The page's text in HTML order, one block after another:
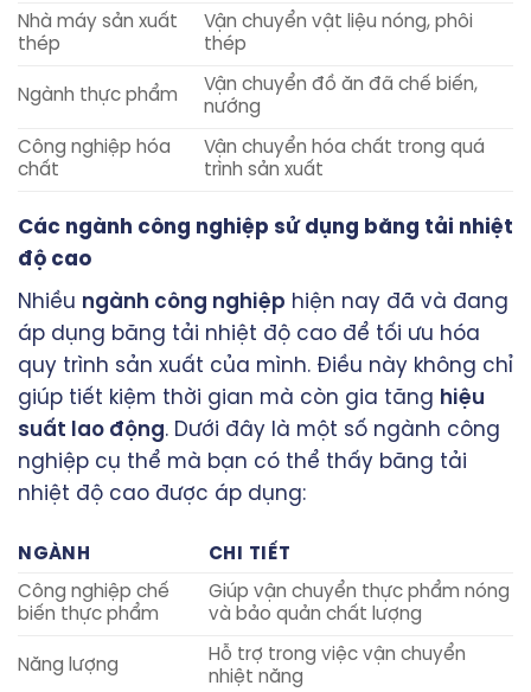
Nhà máy sản xuất
thép
Vận chuyển vật liệu nóng, phôi
thép
Ngành thực phẩm
Vận chuyển đồ ăn đã chế biến,
nướng
Công nghiệp hóa
chất
Vận chuyển hóa chất trong quá
trình sản xuất
Các ngành công nghiệp sử dụng băng tải nhiệt
độ cao
Nhiều ngành công nghiệp hiện nay đã và đang
áp dụng băng tải nhiệt độ cao để tối ưu hóa
quy trình sản xuất của mình. Điều này không chỉ
giúp tiết kiệm thời gian mà còn gia tăng hiệu
suất lao động. Dưới đây là một số ngành công
nghiệp cụ thể mà bạn có thể thấy băng tải
nhiệt độ cao được áp dụng:
NGÀNH
CHI TIẾT
Công nghiệp chế
biến thực phẩm
Giúp vận chuyển thực phẩm nóng
và bảo quản chất lượng
Năng lượng
Hỗ trợ trong việc vận chuyển
nhiệt năng